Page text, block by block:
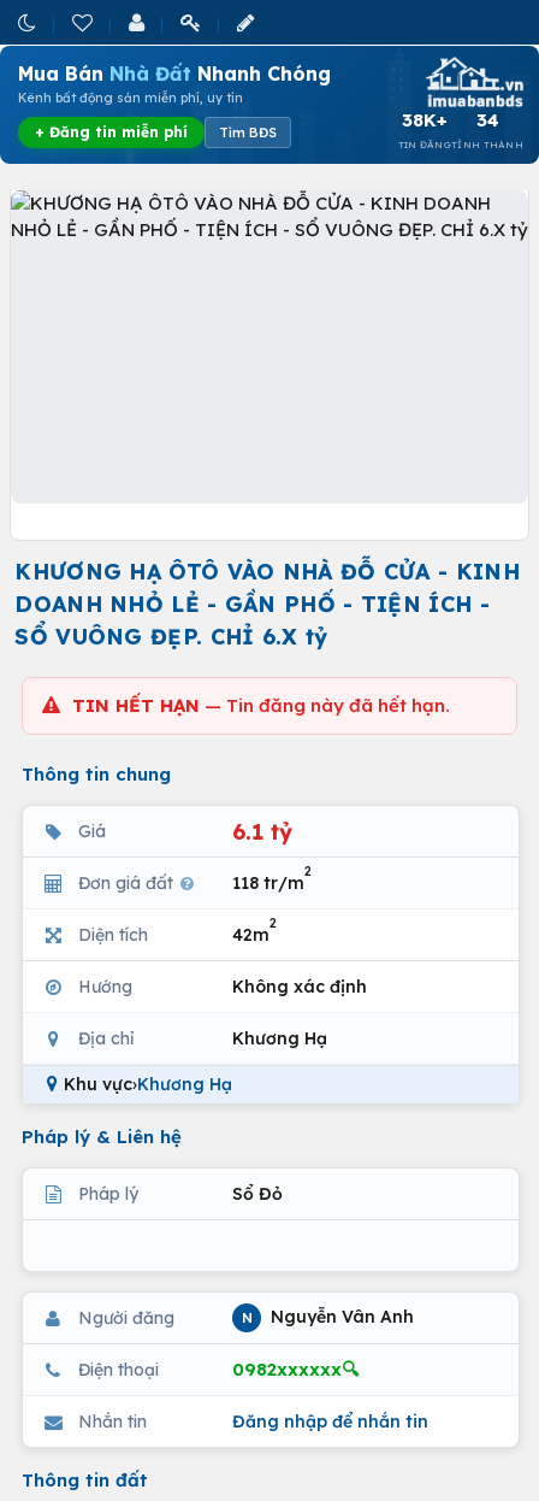
Mua Bán Nhà Đất Nhanh Chóng
Kênh bất động sản miễn phí, uy tín
+ Đăng tin miễn phí Tìm BĐS
38K+
TIN ĐĂNG
34
TỈNH THÀNH
KHƯƠNG HẠ ÔTÔ VÀO NHÀ ĐỖ CỬA - KINH
DOANH NHỎ LẺ - GẦN PHỐ - TIỆN ÍCH -
SỔ VUÔNG ĐẸP. CHỈ 6.X tỷ
TIN HẾT HẠN — Tin đăng này đã hết hạn.
Thông tin chung
Giá 6.1 tỷ
Đơn giá đất 118 tr/m
2
Diện tích 42m
2
Hướng Không xác định
Địa chỉ Khương Hạ
Khu vực›Khương Hạ
Pháp lý & Liên hệ
Pháp lý Sổ Đỏ
Người đăng N Nguyễn Vân Anh
Điện thoại 0982xxxxxx🔍
Nhắn tin Đăng nhập để nhắn tin
Thông tin đất